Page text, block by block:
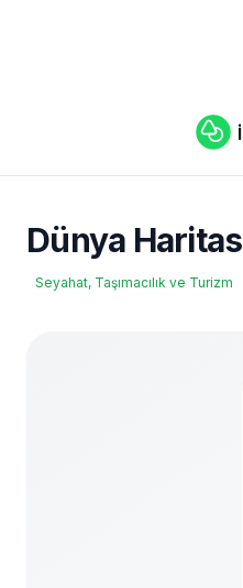
Dünya
Seyahat, Taşımacılık ve Turizm